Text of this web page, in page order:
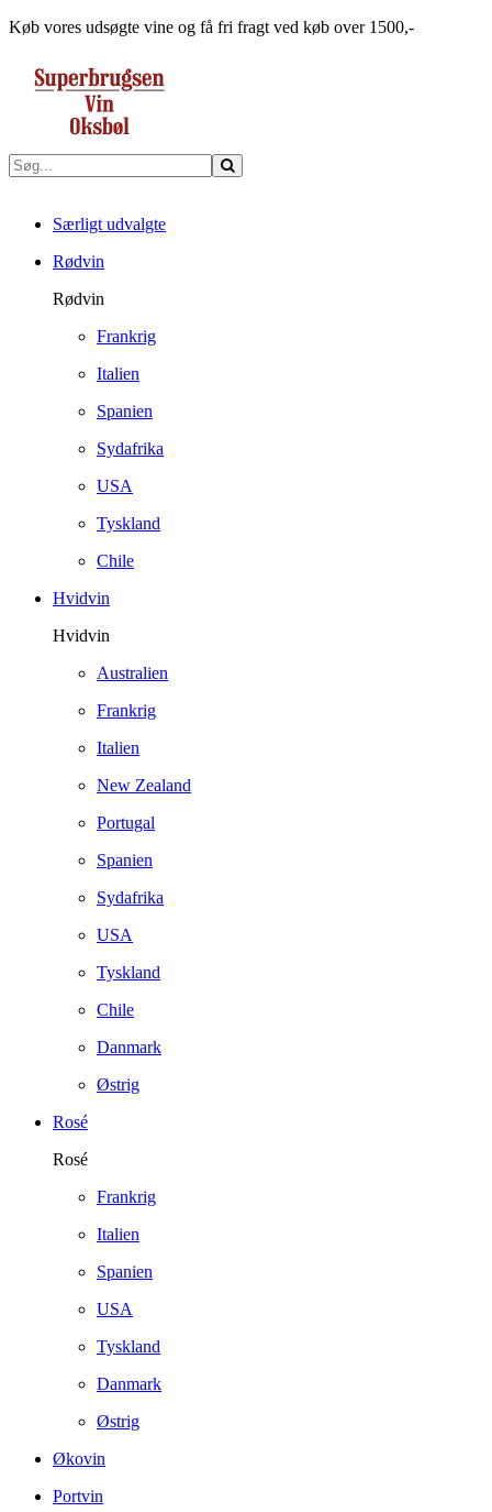
Køb vores udsøgte vine og få fri fragt ved køb over 1500,-
Særligt udvalgte
Rødvin
Rødvin
Frankrig
Italien
Spanien
Sydafrika
USA
Tyskland
Chile
Hvidvin
Hvidvin
Australien
Frankrig
Italien
New Zealand
Portugal
Spanien
Sydafrika
USA
Tyskland
Chile
Danmark
Østrig
Rosé
Rosé
Frankrig
Italien
Spanien
USA
Tyskland
Danmark
Østrig
Økovin
Portvin